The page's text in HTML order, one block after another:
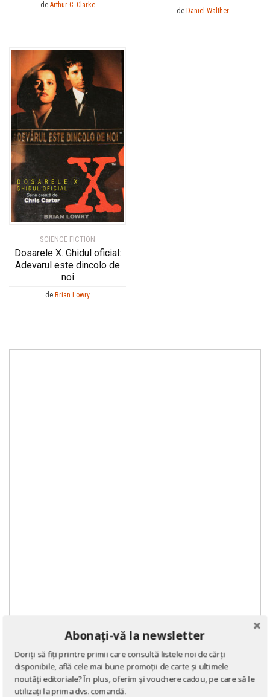
de Arthur C. Clarke
de Daniel Walther
SCIENCE FICTION
Dosarele X. Ghidul oficial:
Adevarul este dincolo de
noi
de Brian Lowry
DE ACELAȘI AUTOR
Abonați-vă la newsletter
Doriți să fiți printre primii care consultă listele noi de cărți
disponibile, află cele mai bune promoții de carte și ultimele
noutăți editoriale? În plus, oferim și vouchere cadou, pe care să le
utilizați la prima dvs. comandă.